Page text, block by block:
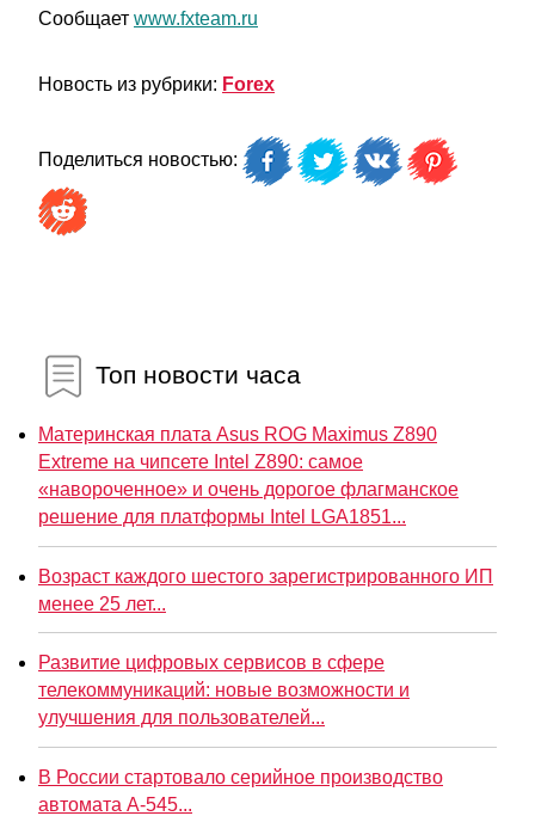
Сообщает www.fxteam.ru
Новость из рубрики: Forex
Поделиться новостью:
Топ новости часа
Материнская плата Asus ROG Maximus Z890
Extreme на чипсете Intel Z890: самое
«навороченное» и очень дорогое флагманское
решение для платформы Intel LGA1851...
Возраст каждого шестого зарегистрированного ИП
менее 25 лет...
Развитие цифровых сервисов в сфере
телекоммуникаций: новые возможности и
улучшения для пользователей...
В России стартовало серийное производство
автомата А-545...